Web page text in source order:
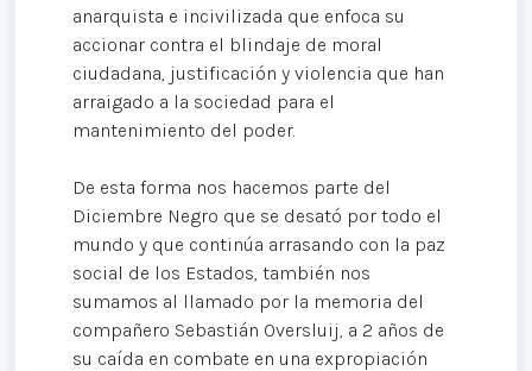
anarquista e incivilizada que enfoca su
accionar contra el blindaje de moral
ciudadana, justificación y violencia que han
arraigado a la sociedad para el
mantenimiento del poder.
De esta forma nos hacemos parte del
Diciembre Negro que se desató por todo el
mundo y que continúa arrasando con la paz
social de los Estados, también nos
sumamos al llamado por la memoria del
compañero Sebastián Oversluij, a 2 años de
su caída en combate en una expropiación